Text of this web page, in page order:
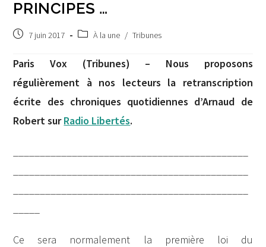
PRINCIPES …
Post7 juin 2017
PostÀ la une / Tribunes
Paris Vox (Tribunes) – Nous proposons
régulièrement à nos lecteurs la retranscription
écrite des chroniques quotidiennes d’Arnaud de
Robert surRadio Libertés.
Ce sera normalement la première loi du